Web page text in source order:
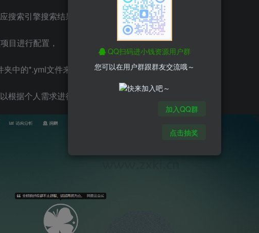
搜索引擎搜索结果，使用简便高效。具体示例请见截图。
目进行配置，
中的*.yml文件来自定义它。
根据个人需求进行定制
QQ扫码进小钱资源用户群
您可以在用户群跟群友交流哦～
加入QQ群
点击抽奖